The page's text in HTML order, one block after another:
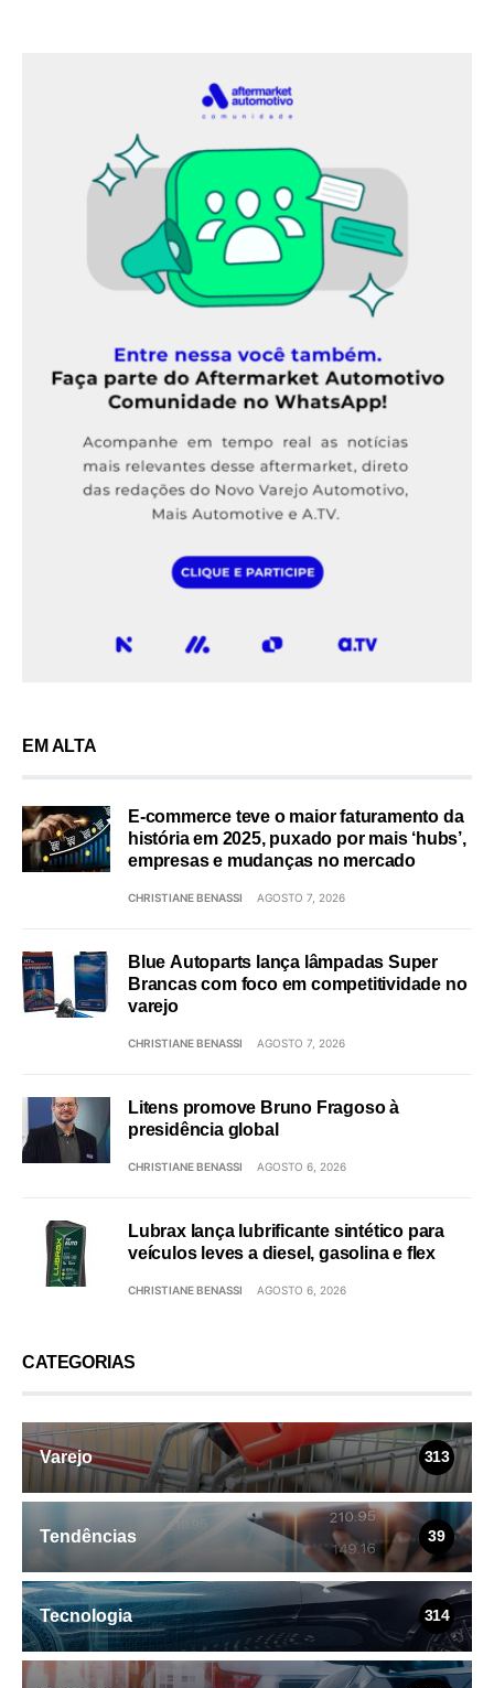
EM ALTA
E-commerce teve o maior faturamento da
história em 2025, puxado por mais ‘hubs’,
empresas e mudanças no mercado
CHRISTIANE BENASSI AGOSTO 7, 2026
Blue Autoparts lança lâmpadas Super
Brancas com foco em competitividade no
varejo
CHRISTIANE BENASSI AGOSTO 7, 2026
Litens promove Bruno Fragoso à
presidência global
CHRISTIANE BENASSI AGOSTO 6, 2026
Lubrax lança lubrificante sintético para
veículos leves a diesel, gasolina e flex
CHRISTIANE BENASSI AGOSTO 6, 2026
CATEGORIAS
Varejo 313
Tendências 39
Tecnologia 314